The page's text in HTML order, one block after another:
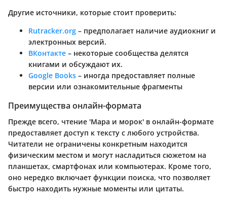
Другие источники, которые стоит проверить:
Rutracker.org – предполагает наличие аудиокниг и
электронных версий.
ВКонтакте – некоторые сообщества делятся
книгами и обсуждают их.
Google Books – иногда предоставляет полные
версии или ознакомительные фрагменты
Преимущества онлайн-формата
Прежде всего, чтение 'Мара и морок' в онлайн-формате
предоставляет доступ к тексту с любого устройства.
Читатели не ограничены конкретным находится
физическим местом и могут насладиться сюжетом на
планшетах, смартфонах или компьютерах. Кроме того,
оно нередко включает функции поиска, что позволяет
быстро находить нужные моменты или цитаты.